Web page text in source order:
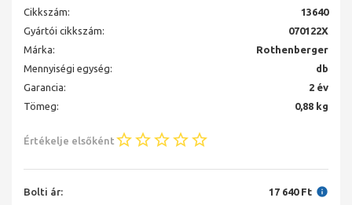
Cikkszám:
13640
Gyártói cikkszám:
070122X
Márka:
Rothenberger
Mennyiségi egység:
db
Garancia:
2 év
Tömeg:
0,88 kg
Értékelje elsőként
Bolti ár: 17 640 Ft